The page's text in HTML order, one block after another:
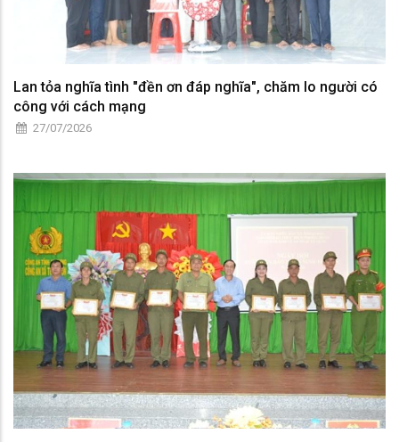
Lan tỏa nghĩa tình "đền ơn đáp nghĩa", chăm lo người có
công với cách mạng
27/07/2026